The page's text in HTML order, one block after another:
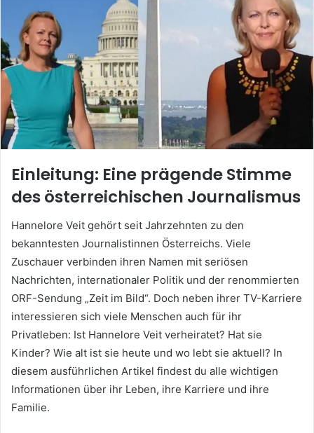
Einleitung: Eine prägende Stimme
des österreichischen Journalismus
Hannelore Veit gehört seit Jahrzehnten zu den
bekanntesten Journalistinnen Österreichs. Viele
Zuschauer verbinden ihren Namen mit seriösen
Nachrichten, internationaler Politik und der renommierten
ORF-Sendung „Zeit im Bild“. Doch neben ihrer TV-Karriere
interessieren sich viele Menschen auch für ihr
Privatleben: Ist Hannelore Veit verheiratet? Hat sie
Kinder? Wie alt ist sie heute und wo lebt sie aktuell? In
diesem ausführlichen Artikel findest du alle wichtigen
Informationen über ihr Leben, ihre Karriere und ihre
Familie.